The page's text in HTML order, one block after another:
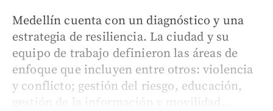
Medellín cuenta con un diagnóstico y una
estrategia de resiliencia. La ciudad y su
equipo de trabajo definieron las áreas de
enfoque que incluyen entre otros: violencia
y conflicto; gestión del riesgo, educación,
gestión de la información y movilidad...